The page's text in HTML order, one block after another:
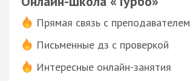
Прямая связь с преподавателем
Письменные дз с проверкой
Интересные онлайн-занятия